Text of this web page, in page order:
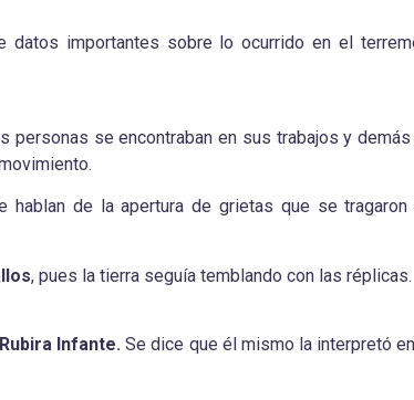
datos importantes sobre lo ocurrido en el
personas se encontraban en sus trabajos y
hablan de la apertura de grietas que se
, pues la tierra seguía temblando con las réplicas.
Infante. Se dice que él mismo la interpretó